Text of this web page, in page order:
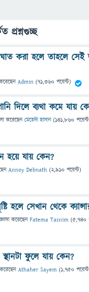
প্রশ্নগুচ্ছ
করা হলে তাহলে সেই
Admin (71,360 পয়েন্ট)
দিলে ব্যথা কমে যায়
করেছেনমেহেদী হাসান (141,860
হয়ে যায় কেন?
Annoy Debnath (2,910 পয়েন্ট)
হলে সেখান থেকে
করেছেনFatema Tasnim (5,740
ফুলে যায় কেন?
করেছেনAthaher Sayem (1,750